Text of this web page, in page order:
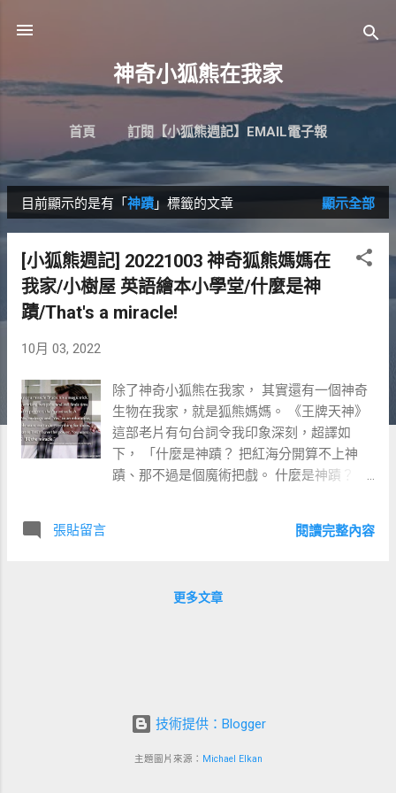
神奇小狐熊在我家
首頁 訂閱【小狐熊週記】EMAIL電子報
發
表
文
章
目前顯示的是有「 神蹟 」標籤的文章 顯示全部
[小狐熊週記] 20221003 神奇狐熊媽媽在
我家/小樹屋 英語繪本小學堂/什麼是神
蹟/That's a miracle!
10月 03, 2022
除了神奇小狐熊在我家， 其實還有一個神奇
生物在我家，就是狐熊媽媽。 《王牌天神》
這部老片有句台詞令我印象深刻，超譯如
下， 「什麼是神蹟？ 把紅海分開算不上神
蹟、那不過是個魔術把戲。 什麼是神蹟？ 狐
文， 週末還籌辦了小學堂、唸英語繪本給一
蹟。」 Parting your soup is not a miracle
want me to do everything for them. What
they don’t realize is they have the power.
張貼留言 閱讀完整內容
更多文章
技術提供：Blogger
主題圖片來源： Michael Elkan